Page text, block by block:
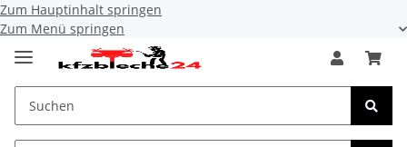
Zum Hauptinhalt springen
Zum Menü springen